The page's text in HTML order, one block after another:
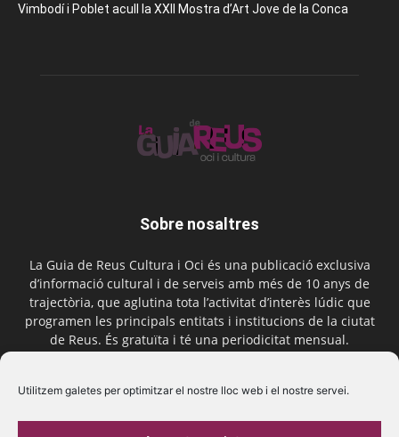
Utilitzem galetes per optimitzar el nostre lloc web i el nostre servei.
Vimbodí i Poblet acull la XXII Mostra d’Art Jove de la Conca
Sobre nosaltres
La Guia de Reus Cultura i Oci és una publicació exclusiva
d’informació cultural i de serveis amb més de 10 anys de
trajectòria, que aglutina tota l’activitat d’interès lúdic que
programen les principals entitats i institucions de la ciutat
de Reus. És gratuïta i té una periodicitat mensual.